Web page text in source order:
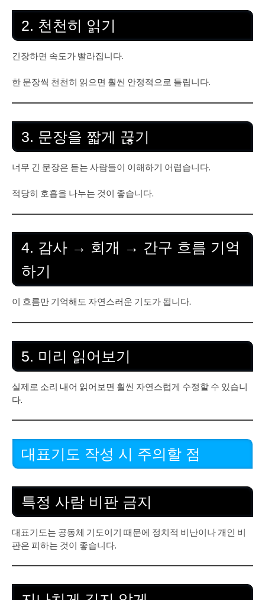
2. 천천히 읽기
긴장하면 속도가 빨라집니다.
한 문장씩 천천히 읽으면 훨씬 안정적으로 들립니다.
3. 문장을 짧게 끊기
너무 긴 문장은 듣는 사람들이 이해하기 어렵습니다.
적당히 호흡을 나누는 것이 좋습니다.
4. 감사 → 회개 → 간구 흐름 기억
하기
이 흐름만 기억해도 자연스러운 기도가 됩니다.
5. 미리 읽어보기
실제로 소리 내어 읽어보면 훨씬 자연스럽게 수정할 수 있습니
다.
대표기도 작성 시 주의할 점
특정 사람 비판 금지
대표기도는 공동체 기도이기 때문에 정치적 비난이나 개인 비
판은 피하는 것이 좋습니다.